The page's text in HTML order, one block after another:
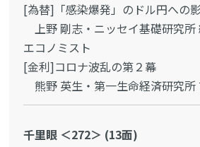
[為替]「感染爆発」のドル円への
上野 剛志・ニッセイ基礎研究所
エコノミスト
[金利]コロナ波乱の第２幕
熊野 英生・第一生命経済研究所
千里眼 ＜272＞ (13面)